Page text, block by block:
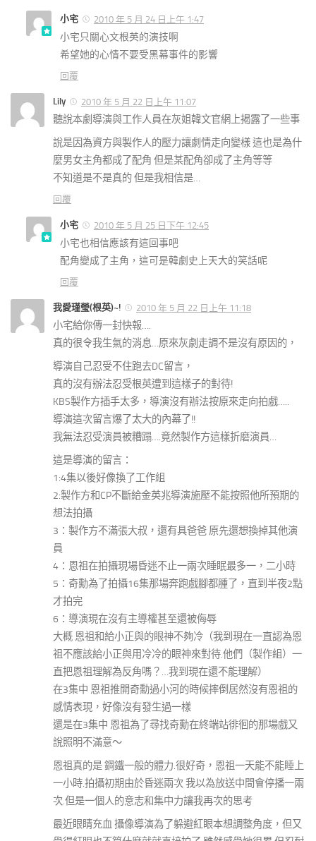
小宅 2010 年 5 月 24 日上午 1:47
小宅只關心文根英的演技啊
希望她的心情不要受黑幕事件的影響
回覆
Lily 2010 年 5 月 22 日上午 11:07
聽說本劇導演與工作人員在灰姐韓文官網上揭露了一些事
說是因為資方與製作人的壓力讓劇情走向變樣 這也是為什
麼男女主角都成了配角 但是某配角卻成了主角等等
不知道是不是真的 但是我相信是…
回覆
小宅 2010 年 5 月 25 日下午 12:45
小宅也相信應該有這回事吧
配角變成了主角，這可是韓劇史上天大的笑話呢
回覆
我愛瑾瑩(根英)~! 2010 年 5 月 22 日上午 11:18
小宅給你傳一封快報….
真的很令我生氣的消息…原來灰劇走調不是沒有原因的，
導演自己忍受不住跑去DC留言，
真的沒有辦法忍受根英遭到這樣子的對待!
KBS製作方插手太多，導演沒有辦法按原來走向拍戲…..
導演這次留言爆了太大的內幕了!!
我無法忍受演員被糟蹋….竟然製作方這樣折磨演員…
這是導演的留言：
1:4集以後好像換了工作組
2:製作方和CP不斷給金英兆導演施壓不能按照他所預期的
想法拍攝
3：製作方不滿張大叔，還有具爸爸 原先還想換掉其他演
員
4：恩祖在拍攝現場昏迷不止一兩次睡眠最多一，二小時
5：奇勳為了拍攝16集那場奔跑戲腳都腫了，直到半夜2點
才拍完
6：導演現在沒有主導權甚至還被侮辱
大概 恩祖和給小正與的眼神不夠冷（我到現在一直認為恩
祖不應該給小正與用冷冷的眼神來對待.他們（製作組）一
直把恩祖理解為反角嗎？…我到現在還不能理解）
在3集中 恩祖推開奇勳過小河的時候摔倒居然沒有恩祖的
感情表現，好像沒有發生過一樣
還是在3集中 恩祖為了尋找奇勳在終端站徘徊的那場戲又
說照明不滿意～
恩祖真的是 鋼鐵一般的體力.很好奇，恩祖一天能不能睡上
一小時.拍攝初期由於昏迷兩次 我以為放送中間會停播一兩
次.但是一個人的意志和集中力讓我再次的思考
最近眼睛充血 攝像導演為了躲避紅眼本想調整角度，但又